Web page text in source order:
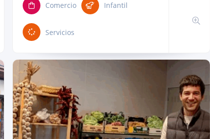
Comercio Infantil
Servicios